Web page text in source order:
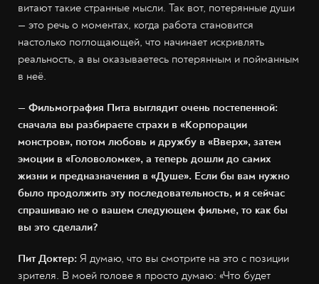
витают такие странные мысли. Так вот, потерянные души
— это речь о моментах, когда работа становится
настолько поглощающей, что начинает искривлять
реальность, а вы оказываетесь потерянным и пойманным
в неё.
— Фильмография Пита выглядит очень постепенной:
сначала вы разбираете страхи в «Корпорации
монстров», потом любовь и дружбу в «Вверх», затем
эмоции в «Головоломке», а теперь дошли до самих
жизни и предназначения в «Душе». Если бы вам нужно
было продолжить эту последовательность, и я сейчас
спрашиваю не о вашем следующем фильме, то как бы
вы это сделали?
Пит Доктер: Я думаю, что вы смотрите на это с позиции
зрителя. В моей голове я просто думаю: «Что будет